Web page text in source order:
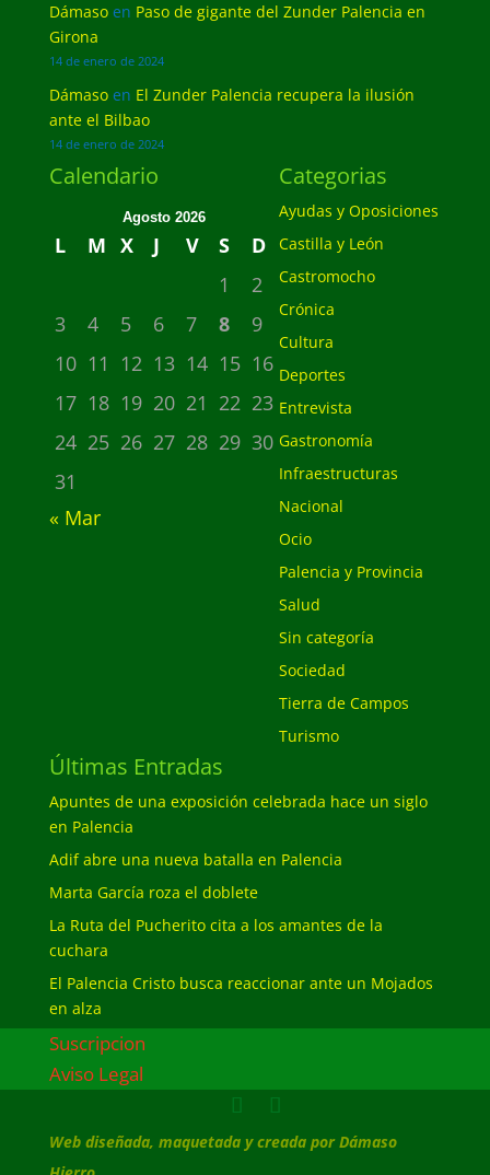
Dámasoen Paso de gigante del Zunder Palencia en
Girona
14 de enero de 2024
Dámasoen El Zunder Palencia recupera la ilusión
ante el Bilbao
14 de enero de 2024
Calendario
Agosto 2026
L M X J V S
D
1
2
3
4 5 6 7 8
9
10 11 12 13 14 15 16
17 18 19 20 21 22 23
24 25 26 27 28 29 30
31
« Mar
Categorias
Ayudas y Oposiciones
Castilla y León
Castromocho
Crónica
Cultura
Deportes
Entrevista
Gastronomía
Infraestructuras
Nacional
Ocio
Palencia y Provincia
Salud
Sin categoría
Sociedad
Tierra de Campos
Turismo
Últimas Entradas
Apuntes de una exposición celebrada hace un siglo
en Palencia
Adif abre una nueva batalla en Palencia
Marta García roza el doblete
La Ruta del Pucherito cita a los amantes de la
cuchara
El Palencia Cristo busca reaccionar ante un Mojados
en alza
Suscripcion
Aviso Legal
Web diseñada, maquetada y creada por Dámaso